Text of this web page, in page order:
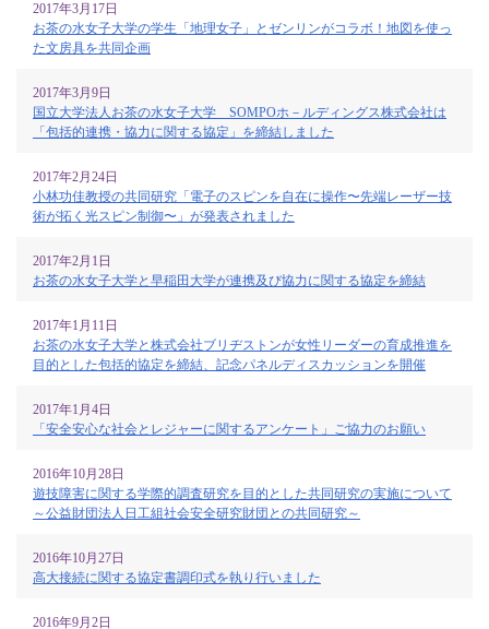
2017年3月17日
お茶の水女子大学の学生「地理女子」とゼンリンがコラボ！地図を使っ
た文房具を共同企画
2017年3月9日
国立大学法人お茶の水女子大学 SOMPOホ－ルディングス株式会社は
「包括的連携・協力に関する協定」を締結しました
2017年2月24日
小林功佳教授の共同研究「電子のスピンを自在に操作〜先端レーザー技
術が拓く光スピン制御〜」が発表されました
2017年2月1日
お茶の水女子大学と早稲田大学が連携及び協力に関する協定を締結
2017年1月11日
お茶の水女子大学と株式会社ブリヂストンが女性リーダーの育成推進を
目的とした包括的協定を締結、記念パネルディスカッションを開催
2017年1月4日
「安全安心な社会とレジャーに関するアンケート」ご協力のお願い
2016年10月28日
遊技障害に関する学際的調査研究を目的とした共同研究の実施について
～公益財団法人日工組社会安全研究財団との共同研究～
2016年10月27日
高大接続に関する協定書調印式を執り行いました
2016年9月2日